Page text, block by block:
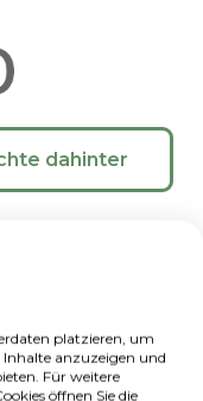
dahinter
platzieren, um
Inhalte anzuzeigen und
Für weitere
öffnen Sie die